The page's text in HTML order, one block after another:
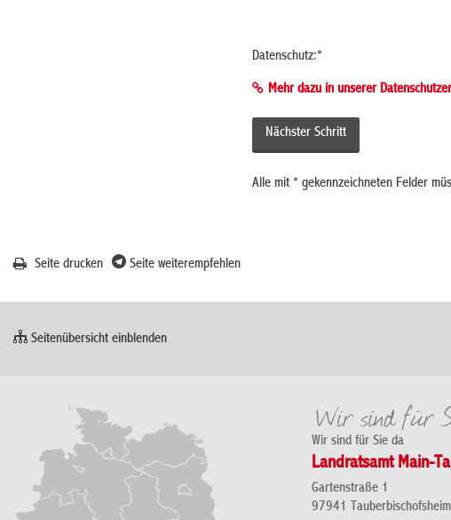
Datenschutz:*
Mehr dazu in unserer
Alle mit *gekennzeichneten Felder
Seite drucken Seite weiterempfehlen
Seitenübersicht einblenden
Wir sind für Sie da
Landratsamt Main-
Gartenstraße 1
97941 Tauberbischofsheim